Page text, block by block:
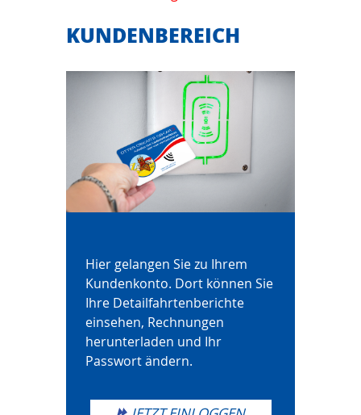
KUNDENBEREICH
Hier gelangen Sie zu Ihrem
Kundenkonto. Dort können Sie
Ihre Detailfahrtenberichte
einsehen, Rechnungen
herunterladen und Ihr
Passwort ändern.